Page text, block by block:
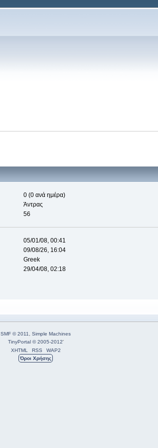
0 (0 ανά ημέρα)
Άντρας
56
05/01/08, 00:41
09/08/26, 16:04
Greek
29/04/08, 02:18
SMF © 2011, Simple Machines
TinyPortal © 2005-2012'
XHTML
RSS
WAP2
Όροι Χρήσης